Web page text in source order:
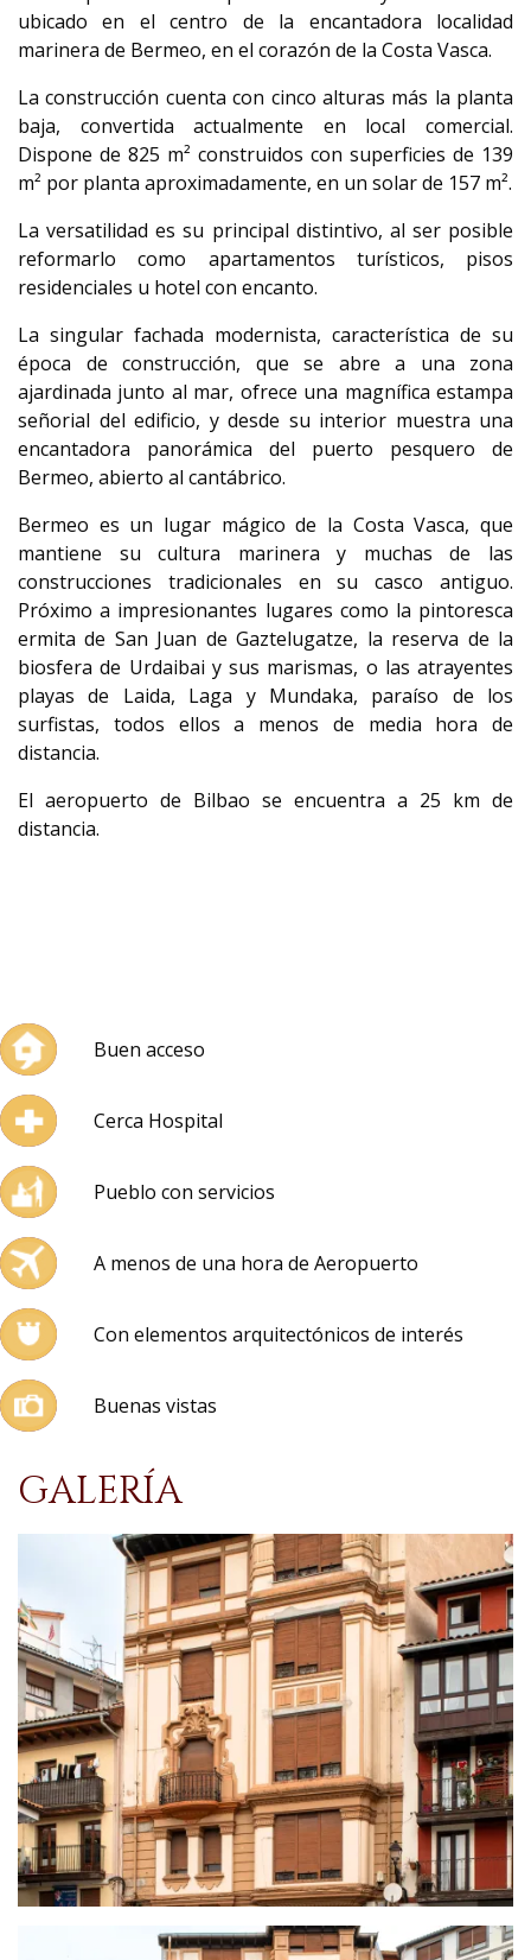
ubicado en el centro de la encantadora localidad
marinera de Bermeo, en el corazón de la Costa Vasca.
La construcción cuenta con cinco alturas más la planta
baja, convertida actualmente en local comercial.
Dispone de 825 m² construidos con superficies de 139
m² por planta aproximadamente, en un solar de 157 m².
La versatilidad es su principal distintivo, al ser posible
reformarlo como apartamentos turísticos, pisos
residenciales u hotel con encanto.
La singular fachada modernista, característica de su
época de construcción, que se abre a una zona
ajardinada junto al mar, ofrece una magnífica estampa
señorial del edificio, y desde su interior muestra una
encantadora panorámica del puerto pesquero de
Bermeo, abierto al cantábrico.
Bermeo es un lugar mágico de la Costa Vasca, que
mantiene su cultura marinera y muchas de las
construcciones tradicionales en su casco antiguo.
Próximo a impresionantes lugares como la pintoresca
ermita de San Juan de Gaztelugatze, la reserva de la
biosfera de Urdaibai y sus marismas, o las atrayentes
playas de Laida, Laga y Mundaka, paraíso de los
surfistas, todos ellos a menos de media hora de
distancia.
El aeropuerto de Bilbao se encuentra a 25 km de
distancia.
Buen acceso
Cerca Hospital
Pueblo con servicios
A menos de una hora de Aeropuerto
Con elementos arquitectónicos de interés
Buenas vistas
GALERÍA